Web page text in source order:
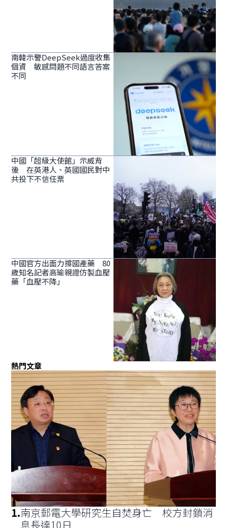
南韓示警DeepSeek過度收集
個資 敏感問題不同語言答案
不同
中國「超級大使館」示威背
後 在英港人、英國國民對中
共投下不信任票
中國官方出面力撐國產藥 80
歲知名記者高瑜親證仿製血壓
藥「血壓不降」
熱門文章
1.南京郵電大學研究生自焚身亡 校方封鎖消
息長達10日